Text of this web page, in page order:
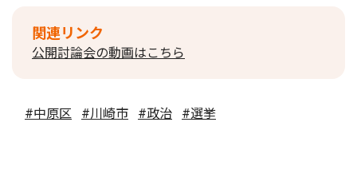
関連リンク
公開討論会の動画はこちら
#中原区 #川崎市 #政治 #選挙